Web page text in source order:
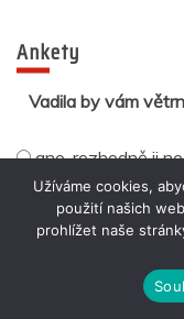
Ankety
Vadila by vám
ano, rozhodně ji
vadily by mi jen
nemám na to
Užíváme cookies,
použití našich
prohlížet naše